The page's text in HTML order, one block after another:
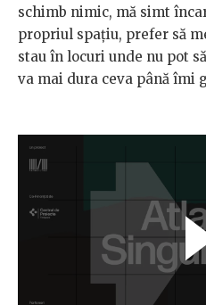
schimb nimic, mă simt
propriul spațiu, prefer să
stau în locuri unde nu pot
va mai dura ceva până îmi